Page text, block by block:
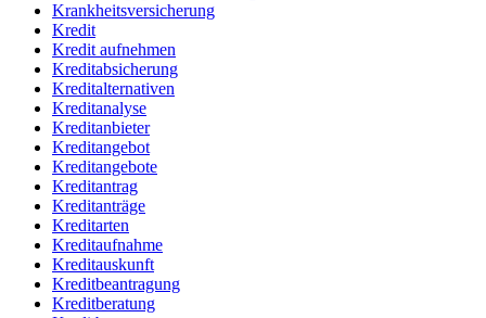
Krankheitsversicherung
Kredit
Kredit aufnehmen
Kreditabsicherung
Kreditalternativen
Kreditanalyse
Kreditanbieter
Kreditangebot
Kreditangebote
Kreditantrag
Kreditanträge
Kreditarten
Kreditaufnahme
Kreditauskunft
Kreditbeantragung
Kreditberatung